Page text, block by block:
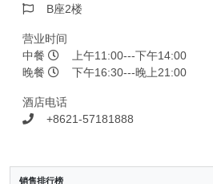
B座2楼
营业时间
中餐
上午11:00---下午14:00
晚餐
下午16:30---晚上21:00
酒店电话
+8621-57181888
销售排行榜